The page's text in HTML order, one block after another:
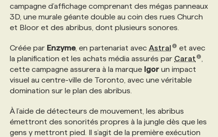
PRIX ET DISTINCTIONS
TENDANCES
GEO/SEO
ÉVÉNEMENTIEL
NOS AUTEUR‧RICES
FAQ
ANNONCEZ AVEC NOUS
FORMATIONS PERSONNALISÉES
NOS FORMATEUR‧RICES
POURQUOI CHOISIR NOS FORMATIONS
NOS TARIFS
NOS EXPERTISES
FAQ
campagne d’affichage comprenant des mégas panneaux
3D, une murale géante double au coin des rues Church
et Bloor et des abribus, dont plusieurs sonores.
Créée par Enzyme, en partenariat avec Astral
et avec
la planification et les achats média assurés par Carat
cette campagne assurera à la marque Igor un impact
visuel au centre-ville de Toronto, avec une véritable
domination sur le plan des abribus.
À l’aide de détecteurs de mouvement, les abribus
émettront des sonorités propres à la jungle dès que les
gens y mettront pied. Il s’agit de la première exécution